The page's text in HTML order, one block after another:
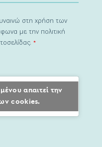
στη χρήση των
με την πολιτική
*
απαιτεί την
cookies.